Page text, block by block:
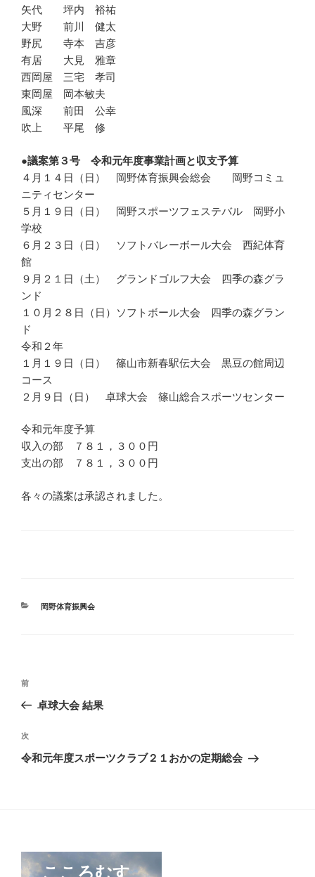
矢代 坪内 裕祐
大野 前川 健太
野尻 寺本 吉彦
有居 大見 雅章
西岡屋 三宅 孝司
東岡屋 岡本敏夫
風深 前田 公幸
吹上 平尾 修
●議案第３号 令和元年度事業計画と収支予算
４月１４日（日） 岡野体育振興会総会 岡野コミュ
ニティセンター
５月１９日（日） 岡野スポーツフェステバル 岡野小
学校
６月２３日（日） ソフトバレーボール大会 西紀体育
館
９月２１日（土） グランドゴルフ大会 四季の森グラ
ンド
１０月２８日（日）ソフトボール大会 四季の森グラン
ド
令和２年
１月１９日（日） 篠山市新春駅伝大会 黒豆の館周辺
コース
２月９日（日） 卓球大会 篠山総合スポーツセンター
令和元年度予算
収入の部 ７８１，３００円
支出の部 ７８１，３００円
各々の議案は承認されました。
カ
岡野体育振興会
投
ビ
ゲ
前
の
稿
前
卓球大会 結果
次
の
次
令和元年度スポーツクラブ２１おかの定期総会